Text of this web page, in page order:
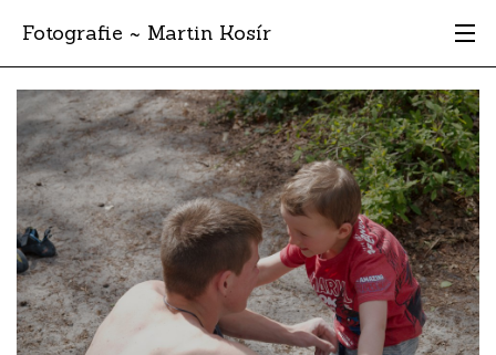
Fotografie ~ Martin Kosír
Moje obľúbené
Albumy
Miesta
Archív
Vyhľadávanie